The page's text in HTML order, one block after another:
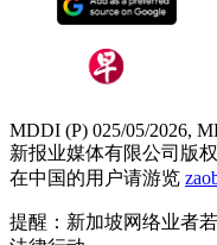
MDDI (P) 025/05/2026,
新报业媒体有限公司版
在中国的用户请游览
提醒：新加坡网络业者